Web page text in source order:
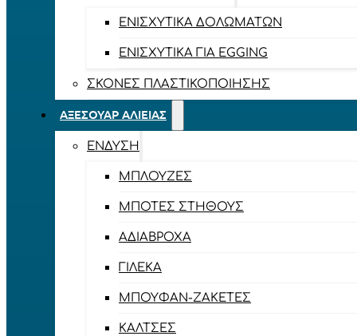
ΕΝΙΣΧΥΤΙΚΆ ΔΟΛΩΜΆΤΩΝ
ΕΝΙΣΧΥΤΙΚΆ ΓΙΑ EGGING
ΣΚΌΝΕΣ ΠΛΑΣΤΙΚΟΠΟΊΗΣΗΣ
ΑΞΕΣΟΥΆΡ ΑΛΙΕΊΑΣ
ΈΝΔΥΣΗ
ΜΠΛΟΎΖΕΣ
ΜΠΌΤΕΣ ΣΤΉΘΟΥΣ
ΑΔΙΆΒΡΟΧΑ
ΓΙΛΈΚΑ
ΜΠΟΥΦΆΝ-ΖΑΚΈΤΕΣ
ΚΆΛΤΣΕΣ